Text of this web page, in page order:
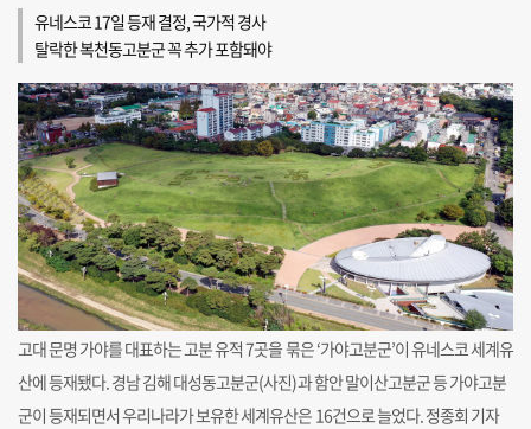
유네스코 17일 등재 결정, 국가적 경사
탈락한 복천동고분군 꼭 추가 포함돼야
고대 문명 가야를 대표하는 고분 유적 7곳을 묶은 ‘가야고분군’이 유네스코 세계유
산에 등재됐다. 경남 김해 대성동고분군(사진)과 함안 말이산고분군 등 가야고분
군이 등재되면서 우리나라가 보유한 세계유산은 16건으로 늘었다. 정종회 기자